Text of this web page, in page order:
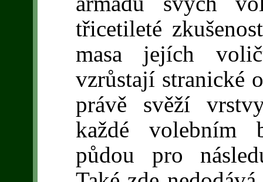
třicetileté
masa jejích
vzrůstají stranické
právě svěží
každé volebním
půdou pro